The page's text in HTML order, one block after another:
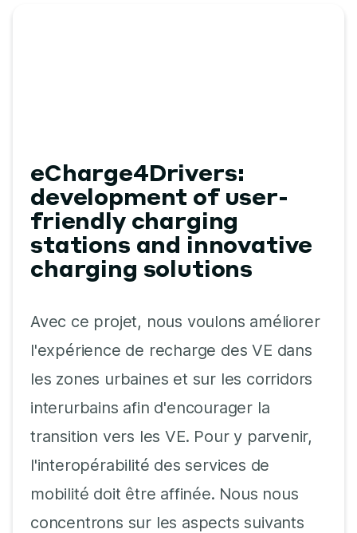
eCharge4Drivers:
development of user-
friendly charging
stations and innovative
charging solutions
Avec ce projet, nous voulons améliorer
l'expérience de recharge des VE dans
les zones urbaines et sur les corridors
interurbains afin d'encourager la
transition vers les VE. Pour y parvenir,
l'interopérabilité des services de
mobilité doit être affinée. Nous nous
concentrons sur les aspects suivants